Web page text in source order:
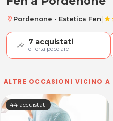
location_on Pordenone - Estetica Fen star
7 acquistati
offerta popolare
ALTRE OCCASIONI VICINO A
44 acquistati